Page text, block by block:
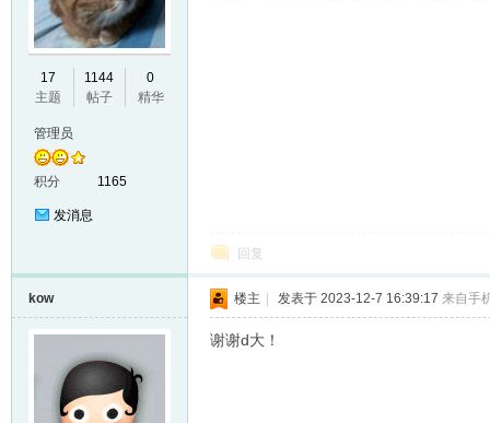
M
17
主题
1144
帖子
0
精华
管理员
积分 1165
发消息
回复
kow 楼主 发表于 2023-12-7 16:39:17 来自手
谢谢d大！